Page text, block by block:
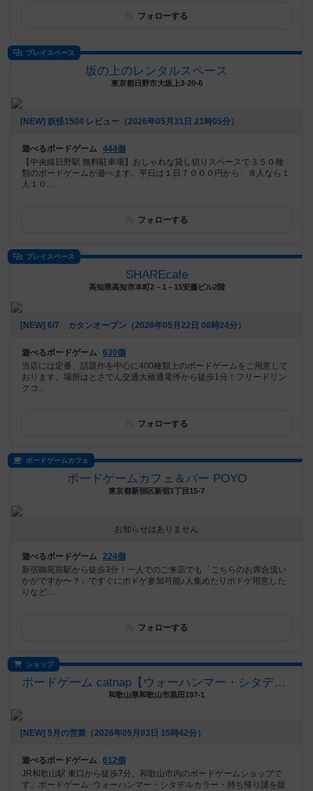
フォローする
プレイスペース
坂の上のレンタルスペース
東京都日野市大坂上3-20-6
[NEW] 妖怪1504 レビュー（2026年05月31日 21時05分）
遊べるボードゲーム 444個
【中央線日野駅 無料駐車場】おしゃれな貸し切りスペースで３５０種
類のボードゲームが遊べます。平日は１日７０００円から、８人なら１
人１０...
フォローする
プレイスペース
SHAREcafe
高知県高知市本町2－1－15安藤ビル2階
[NEW] 6/7 カタンオープン（2026年05月22日 08時24分）
遊べるボードゲーム 630個
当店には定番、話題作を中心に400種類上のボードゲームをご用意して
おります。場所はとさでん交通大橋通電停から徒歩1分！フリードリン
クコ...
フォローする
ボードゲームカフェ
ボードゲームカフェ＆バー POYO
東京都新宿区新宿1丁目15-7
お知らせはありません
遊べるボードゲーム 224個
新宿御苑前駅から徒歩3分！一人でのご来店でも「こちらのお席合流い
かがですか〜？」ですぐにボドゲ参加可能♪人集めたりボドゲ用意した
りなど...
フォローする
ショップ
ボードゲーム catnap【ウォーハンマー・シタデルカラー取扱店】
和歌山県和歌山市黒田197-1
[NEW] 5月の営業（2026年05月03日 15時42分）
遊べるボードゲーム 612個
JR和歌山駅 東口から徒歩7分。和歌山市内のボードゲームショップで
す。ボードゲーム･ウォーハンマー・シタデルカラー・持ち帰り謎を販